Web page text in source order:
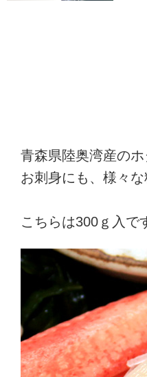
青森県陸奥湾産の
お刺身にも、様々
こちらは300ｇ入で